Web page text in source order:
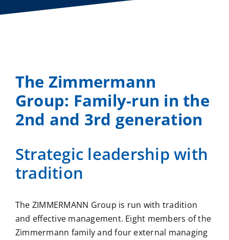
The Zimmermann
Group: Family-run in the
2nd and 3rd generation
Strategic leadership with
tradition
The ZIMMERMANN Group is run with tradition
and effective management. Eight members of the
Zimmermann family and four external managing